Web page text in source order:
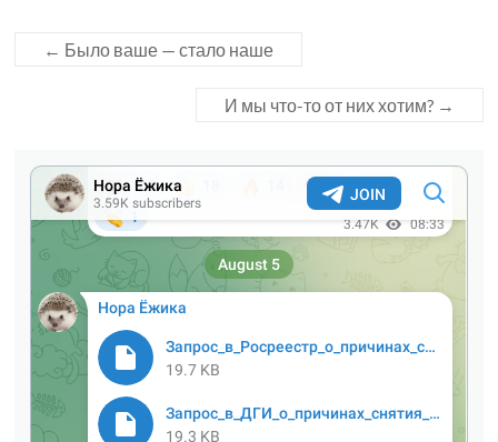
← Было ваше — стало наше
И мы что-то от них хотим? →